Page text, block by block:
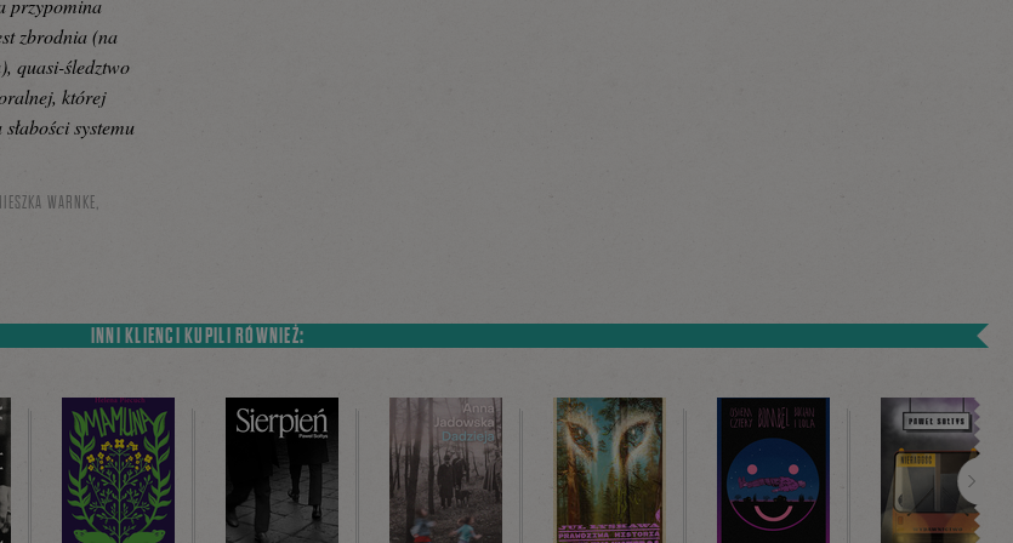
przypomina
zbrodnia (na
quasi-śledztwo
której
systemu
WARNKE,
INNI KLIENCI KUPILI RÓWNIEŻ:
Dalej